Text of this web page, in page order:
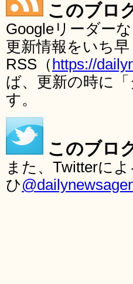
このブロ
Googleリーダー
更新情報をいち
RSS（ https://
ば、更新の時に
す。
このブロ
また、Twitterに
ひ